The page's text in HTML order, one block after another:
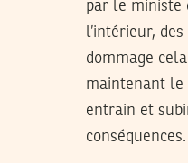
par le ministe
l’intérieur,
dommage
maintenant le
entrain et
conséquences.